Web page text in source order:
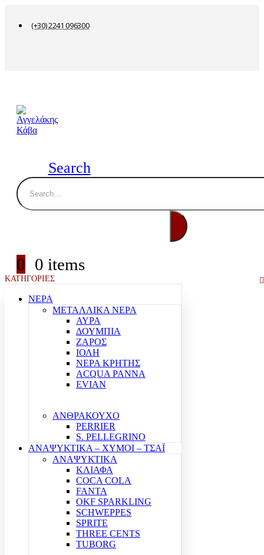
(+30) 2241 096300
Search
0 0 items
ΚΑΤΗΓΟΡΙΕΣ
ΝΕΡΑ
ΜΕΤΑΛΛΙΚΑ ΝΕΡΑ
ΑΥΡΑ
ΔΟΥΜΠΙΑ
ΖΑΡΟΣ
ΙΟΛΗ
ΝΕΡΑ ΚΡΗΤΗΣ
ACQUA PANNA
EVIAN
ΑΝΘΡΑΚΟΥΧΟ
PERRIER
S. PELLEGRINO
ΑΝΑΨΥΚΤΙΚΑ – ΧΥΜΟΙ – ΤΣΑΪ
ΑΝΑΨΥΚΤΙΚΑ
ΚΛΙΑΦΑ
COCA COLA
FANTA
OKF SPARKLING
SCHWEPPES
SPRITE
THREE CENTS
TUBORG